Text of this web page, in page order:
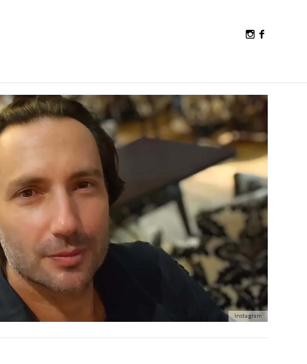
Instagram